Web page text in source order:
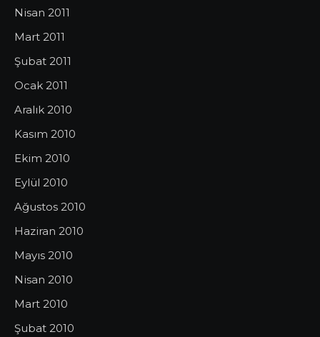
Nisan 2011
Mart 2011
Şubat 2011
Ocak 2011
Aralık 2010
Kasım 2010
Ekim 2010
Eylül 2010
Ağustos 2010
Haziran 2010
Mayıs 2010
Nisan 2010
Mart 2010
Şubat 2010